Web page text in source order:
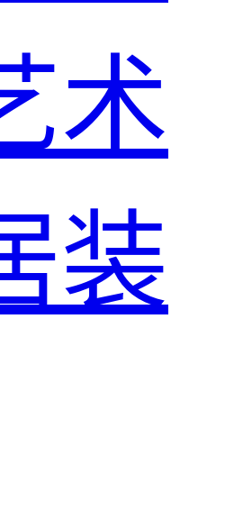
术
装